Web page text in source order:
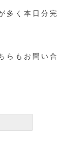
多く本日分完
らもお問い合